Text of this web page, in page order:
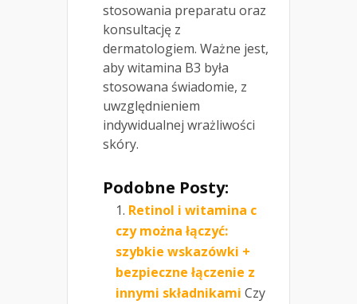
stosowania preparatu oraz
konsultację z
dermatologiem. Ważne jest,
aby witamina B3 była
stosowana świadomie, z
uwzględnieniem
indywidualnej wrażliwości
skóry.
Podobne Posty:
Retinol i witamina c
czy można łączyć:
szybkie wskazówki +
bezpieczne łączenie z
innymi składnikami Czy